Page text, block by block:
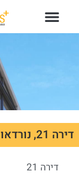
דירה 21, נורדאו 58, תל אביב
דירה 21